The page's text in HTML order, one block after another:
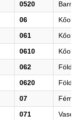
0520
06
061
0610
062
0620
07
071